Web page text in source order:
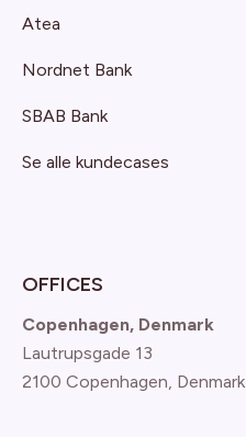
Atea
Nordnet Bank
SBAB Bank
Se alle kundecases
OFFICES
Copenhagen, Denmark
Lautrupsgade 13
2100 Copenhagen, Denmark